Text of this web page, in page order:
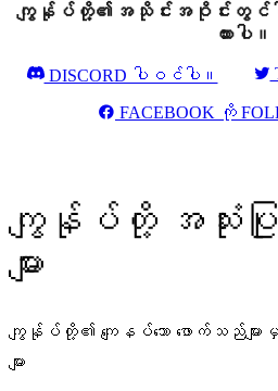
ကျွန်ုပ်တို့၏အသိုင်းအဝိုင်းတွင်
ထားပါ။
DISCORD ပါဝင်ပါ။
FACEBOOK ကို
ကျွန်ုပ်တို့ အသုံးပြုသူ
များ
ကျွန်ုပ်တို့၏ ကျေနပ်သော ဖောက်သည်မျ
များ